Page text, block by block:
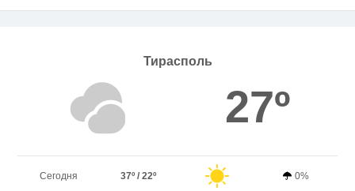
Тирасполь
27º
Сегодня 37º / 22º 0%